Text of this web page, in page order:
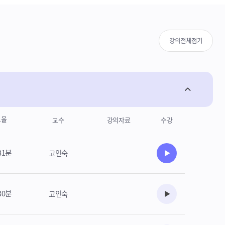
강의전체접기
교수 강의자료 수강
분 고인숙 수강준비
분 고인숙 수강준비